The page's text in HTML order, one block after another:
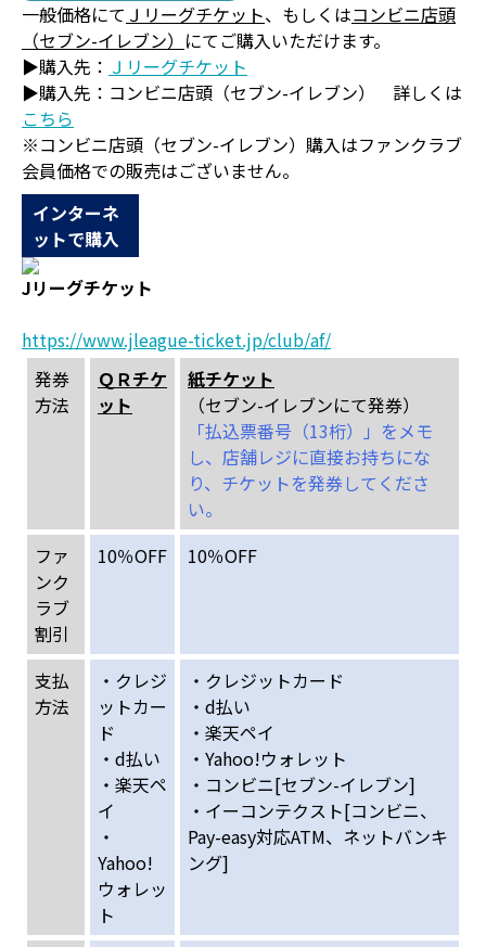
一般価格にて Ｊリーグチケット、もしくはコンビニ店頭
（セブン-イレブン） にてご購入いただけます。
▶購入先： Ｊリーグチケット
▶購入先：コンビニ店頭（セブン-イレブン） 詳しくは
こちら
※コンビニ店頭（セブン-イレブン）購入はファンクラブ
会員価格での販売はございません。
インターネ
ットで購入
Jリーグチケット
https://www.jleague-ticket.jp/club/af/
発券
方法
ＱＲチケ
ット
紙チケット
（セブン-イレブンにて発券）
「払込票番号（13桁）」をメモ
し、店舗レジに直接お持ちにな
り、チケットを発券してくださ
い。
ファ
ンク
ラブ
割引
10％OFF 10％OFF
支払
方法
・クレジ
ットカー
ド
・d払い
・楽天ペ
イ
・
Yahoo!
ウォレッ
ト
・クレジットカード
・d払い
・楽天ペイ
・Yahoo!ウォレット
・コンビニ[セブン-イレブン]
・イーコンテクスト[コンビニ、
Pay-easy対応ATM、ネットバンキ
ング]